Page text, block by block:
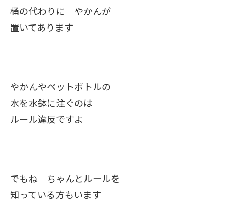
桶の代わりに やかんが
置いてあります
やかんやペットボトルの
水を水鉢に注ぐのは
ルール違反ですよ
でもね ちゃんとルールを
知っている方もいます